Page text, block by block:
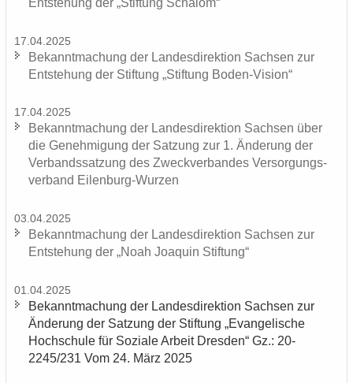
Ent­ste­hung der „Stif­tung Scha­lom“
17.04.2025
Be­kannt­ma­chung der Lan­des­di­rek­ti­on Sach­sen zur
Ent­ste­hung der Stif­tung „Stif­tung Boden-​Vision“
17.04.2025
Be­kannt­ma­chung der Lan­des­di­rek­ti­on Sach­sen über
die Ge­neh­mi­gung der Sat­zung zur 1. Än­de­rung der
Ver­bands­sat­zung des Zweck­ver­ban­des Ver­sor­gungs­
ver­band Eilenburg-​Wurzen
03.04.2025
Be­kannt­ma­chung der Lan­des­di­rek­ti­on Sach­sen zur
Ent­ste­hung der „Noah Joa­quin Stif­tung“
01.04.2025
Be­kannt­ma­chung der Lan­des­di­rek­ti­on Sach­sen zur
Än­de­rung der Sat­zung der Stif­tung „Evan­ge­li­sche
Hoch­schu­le für So­zia­le Ar­beit Dres­den“ Gz.: 20-
2245/231 Vom 24. März 2025